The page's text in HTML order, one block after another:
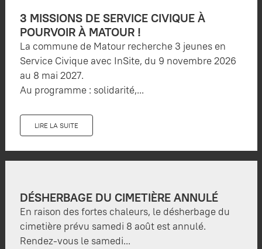
3 MISSIONS DE SERVICE CIVIQUE À
POURVOIR À MATOUR !
La commune de Matour recherche 3 jeunes en
Service Civique avec InSite, du 9 novembre 2026
au 8 mai 2027.
Au programme : solidarité,...
LIRE LA SUITE
DÉSHERBAGE DU CIMETIÈRE ANNULÉ
En raison des fortes chaleurs, le désherbage du
cimetière prévu samedi 8 août est annulé.
Rendez-vous le samedi...